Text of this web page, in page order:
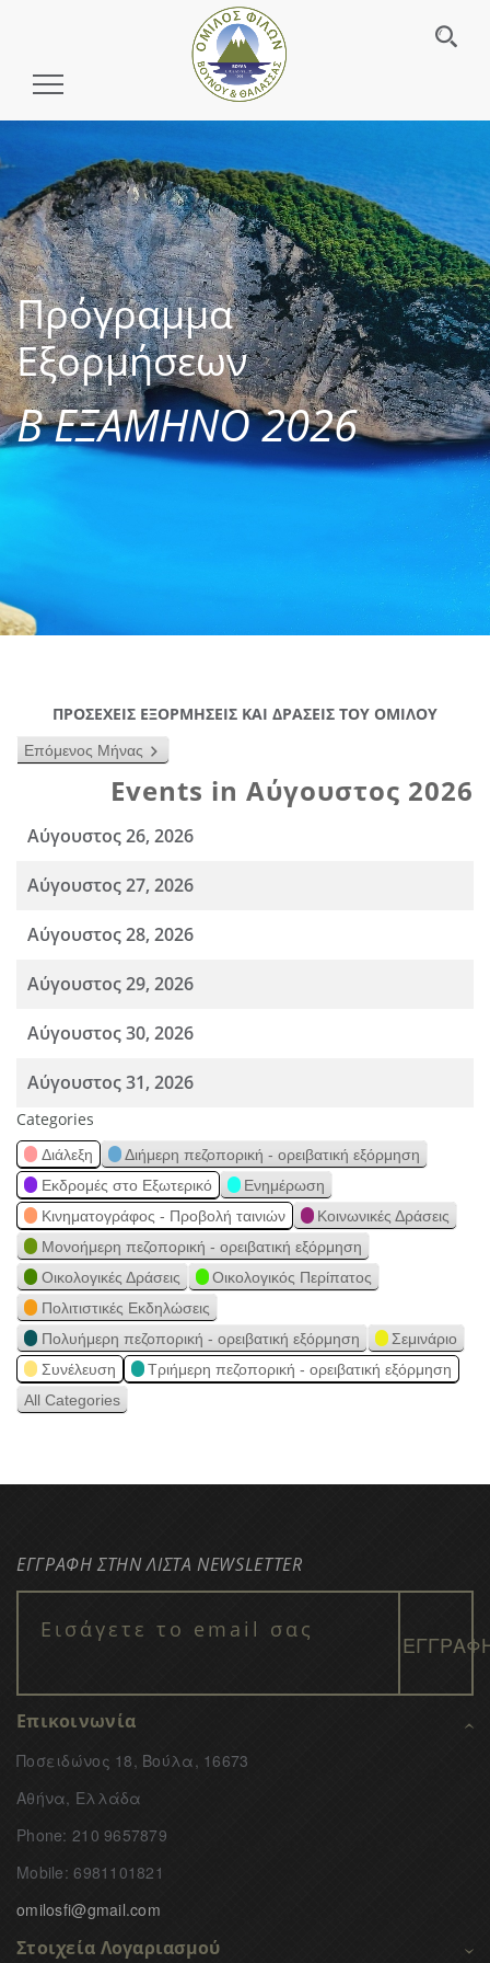
Toggle
Πρόγραμμα
Εξορμήσεων
Β ΕΞΑΜΗΝΟ 2026
ΠΡΟΣΕΧΕΙΣ ΕΞΟΡΜΗΣΕΙΣ ΚΑΙ ΔΡΑΣΕΙΣ ΤΟΥ ΟΜΙΛΟΥ
Επόμενος Μήνας
Events in Αύγουστος 2026
Αύγουστος 26, 2026
Αύγουστος 27, 2026
Αύγουστος 28, 2026
Αύγουστος 29, 2026
Αύγουστος 30, 2026
Αύγουστος 31, 2026
Categories
Διάλεξη
Διήμερη πεζοπορική - ορειβατική εξόρμηση
Εκδρομές στο Εξωτερικό
Ενημέρωση
Κινηματογράφος - Προβολή ταινιών
Κοινωνικές Δράσεις
Μονοήμερη πεζοπορική - ορειβατική εξόρμηση
Οικολογικές Δράσεις
Οικολογικός Περίπατος
Πολιτιστικές Εκδηλώσεις
Πολυήμερη πεζοπορική - ορειβατική εξόρμηση
Σεμινάριο
Συνέλευση
Τριήμερη πεζοπορική - ορειβατική εξόρμηση
All Categories
ΕΓΓΡΑΦΗ ΣΤΗΝ ΛΙΣΤΑ NEWSLETTER
Επικοινωνία
Ποσειδώνος 18, Βούλα, 16673
Αθήνα, Ελλάδα
Phone: 210 9657879
Mobile: 6981101821
omilosfi@gmail.com
Στοιχεία Λογαριασμού